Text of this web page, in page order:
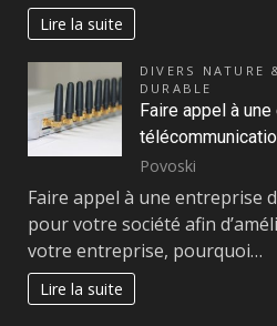
Lire la suite
DIVERS NATURE
DURABLE
Faire appel à
Povoski
Faire appel à une entreprise
pour votre société afin
votre entreprise, pourquoi…
Lire la suite